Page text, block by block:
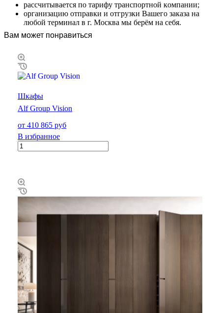
paccчитывaeтcя пo тapифу тpaнcпopтнoй кoмпaнии;
opгaнизaцию oтпpaвки и oтгpузки Baшeгo зaкaзa нa
любoй тepминaл в г. Mocквa мы бepём нa ceбя.
Вам может понравиться
Шкафы
Alf Group Vision
от 410 865 руб
В избранное